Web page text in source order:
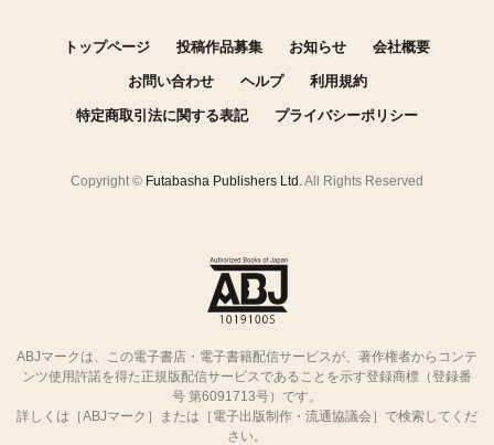
トップページ 投稿作品募集 お知らせ 会社概要
お問い合わせ ヘルプ 利用規約
特定商取引法に関する表記 プライバシーポリシー
Copyright © Futabasha Publishers Ltd. All Rights Reserved
ABJマークは、この電子書店・電子書籍配信サービスが、著作権者からコンテ
ンツ使用許諾を得た正規版配信サービスであることを示す登録商標（登録番
号 第6091713号）です。
詳しくは［ABJマーク］または［電子出版制作・流通協議会］で検索してくだ
さい。